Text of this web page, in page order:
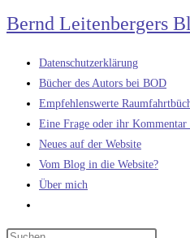
Zum
Inhalt
springen
Bernd Leitenbergers
Datenschutzerklärung
Bücher des Autors bei BOD
Empfehlenswerte
Eine Frage oder ihr
Neues auf der Website
Vom Blog in die Website?
Über mich